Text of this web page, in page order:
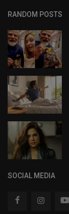
RANDOM POSTS
SOCIAL MEDIA